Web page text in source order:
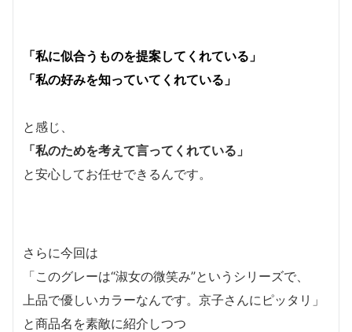
「私に似合うものを提案してくれている」
「私の好みを知っていてくれている」
と感じ、
「私のためを考えて言ってくれている」
と安心してお任せできるんです。
さらに今回は
「このグレーは“淑女の微笑み”というシリーズで、
上品で優しいカラーなんです。京子さんにピッタリ」
と商品名を素敵に紹介しつつ